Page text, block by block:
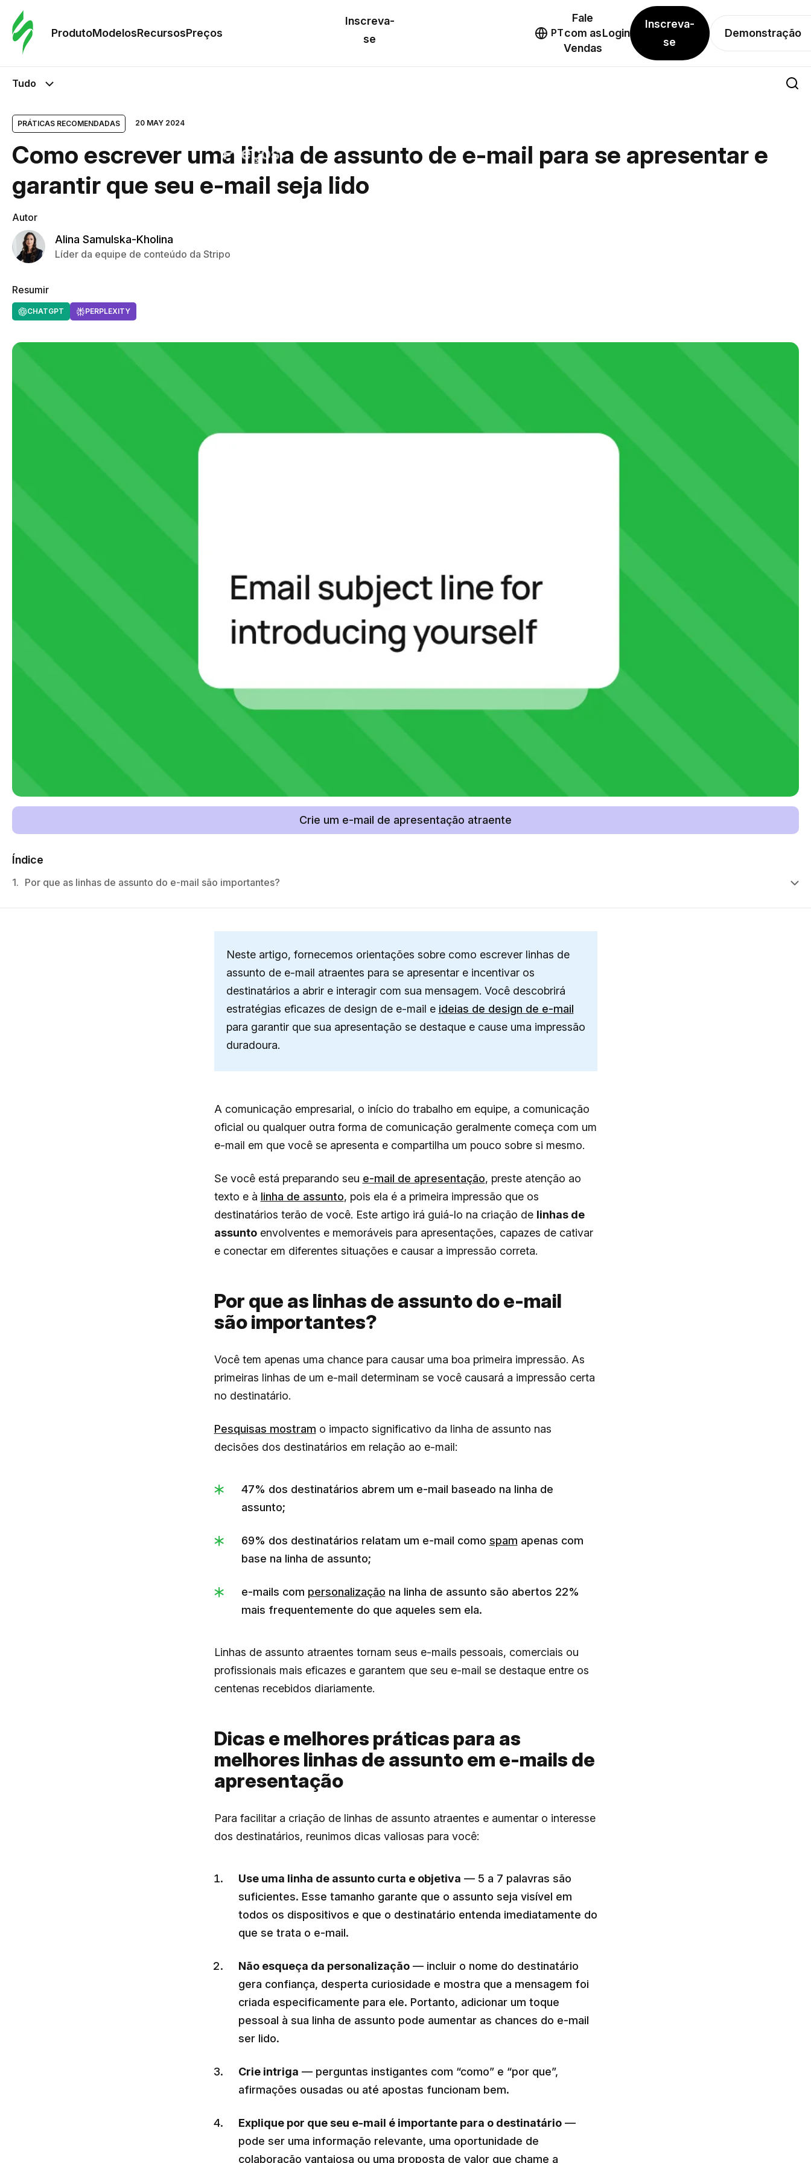
ProdutoModelosRecursosPreços
Modelos
Preços
Inscreva-
se
PT
Fale
com as
Vendas
Login
Inscreva-
se
Demonstração
Tudo
PRÁTICAS RECOMENDADAS 20 MAY 2024
Como escrever uma linha de assunto de e-mail para se apresentar e
garantir que seu e-mail seja lido
Autor
Alina Samulska-Kholina
Líder da equipe de conteúdo da Stripo
Resumir
CHATGPT PERPLEXITY
Crie um e-mail de apresentação atraente
Índice
1. Por que as linhas de assunto do e-mail são importantes?
Neste artigo, fornecemos orientações sobre como escrever linhas de
assunto de e-mail atraentes para se apresentar e incentivar os
destinatários a abrir e interagir com sua mensagem. Você descobrirá
estratégias eficazes de design de e-mail e ideias de design de e-mail
para garantir que sua apresentação se destaque e cause uma impressão
duradoura.
A comunicação empresarial, o início do trabalho em equipe, a comunicação
oficial ou qualquer outra forma de comunicação geralmente começa com um
e-mail em que você se apresenta e compartilha um pouco sobre si mesmo.
Se você está preparando seu e-mail de apresentação, preste atenção ao
texto e à linha de assunto, pois ela é a primeira impressão que os
destinatários terão de você. Este artigo irá guiá-lo na criação de linhas de
assuntoenvolventes e memoráveis para apresentações, capazes de cativar
e conectar em diferentes situações e causar a impressão correta.
Por que as linhas de assunto do e-mail
são importantes?
Você tem apenas uma chance para causar uma boa primeira impressão. As
primeiras linhas de um e-mail determinam se você causará a impressão certa
no destinatário.
Pesquisas mostram o impacto significativo da linha de assunto nas
decisões dos destinatários em relação ao e-mail:
47% dos destinatários abrem um e-mail baseado na linha de
assunto;
69% dos destinatários relatam um e-mail como spam apenas com
base na linha de assunto;
e-mails com personalização na linha de assunto são abertos 22%
mais frequentemente do que aqueles sem ela.
Linhas de assunto atraentes tornam seus e-mails pessoais, comerciais ou
profissionais mais eficazes e garantem que seu e-mail se destaque entre os
centenas recebidos diariamente.
Dicas e melhores práticas para as
melhores linhas de assunto em e-mails de
apresentação
Para facilitar a criação de linhas de assunto atraentes e aumentar o interesse
dos destinatários, reunimos dicas valiosas para você:
Use uma linha de assunto curta e objetiva — 5 a 7 palavras são
suficientes. Esse tamanho garante que o assunto seja visível em
todos os dispositivos e que o destinatário entenda imediatamente do
que se trata o e-mail.
Não esqueça da personalização— incluir o nome do destinatário
gera confiança, desperta curiosidade e mostra que a mensagem foi
criada especificamente para ele. Portanto, adicionar um toque
pessoal à sua linha de assunto pode aumentar as chances do e-mail
ser lido.
Crie intriga — perguntas instigantes com “como” e “por que”,
afirmações ousadas ou até apostas funcionam bem.
Explique por que seu e-mail é importante para o destinatário—
pode ser uma informação relevante, uma oportunidade de
colaboração vantajosa ou uma proposta de valor que chame a